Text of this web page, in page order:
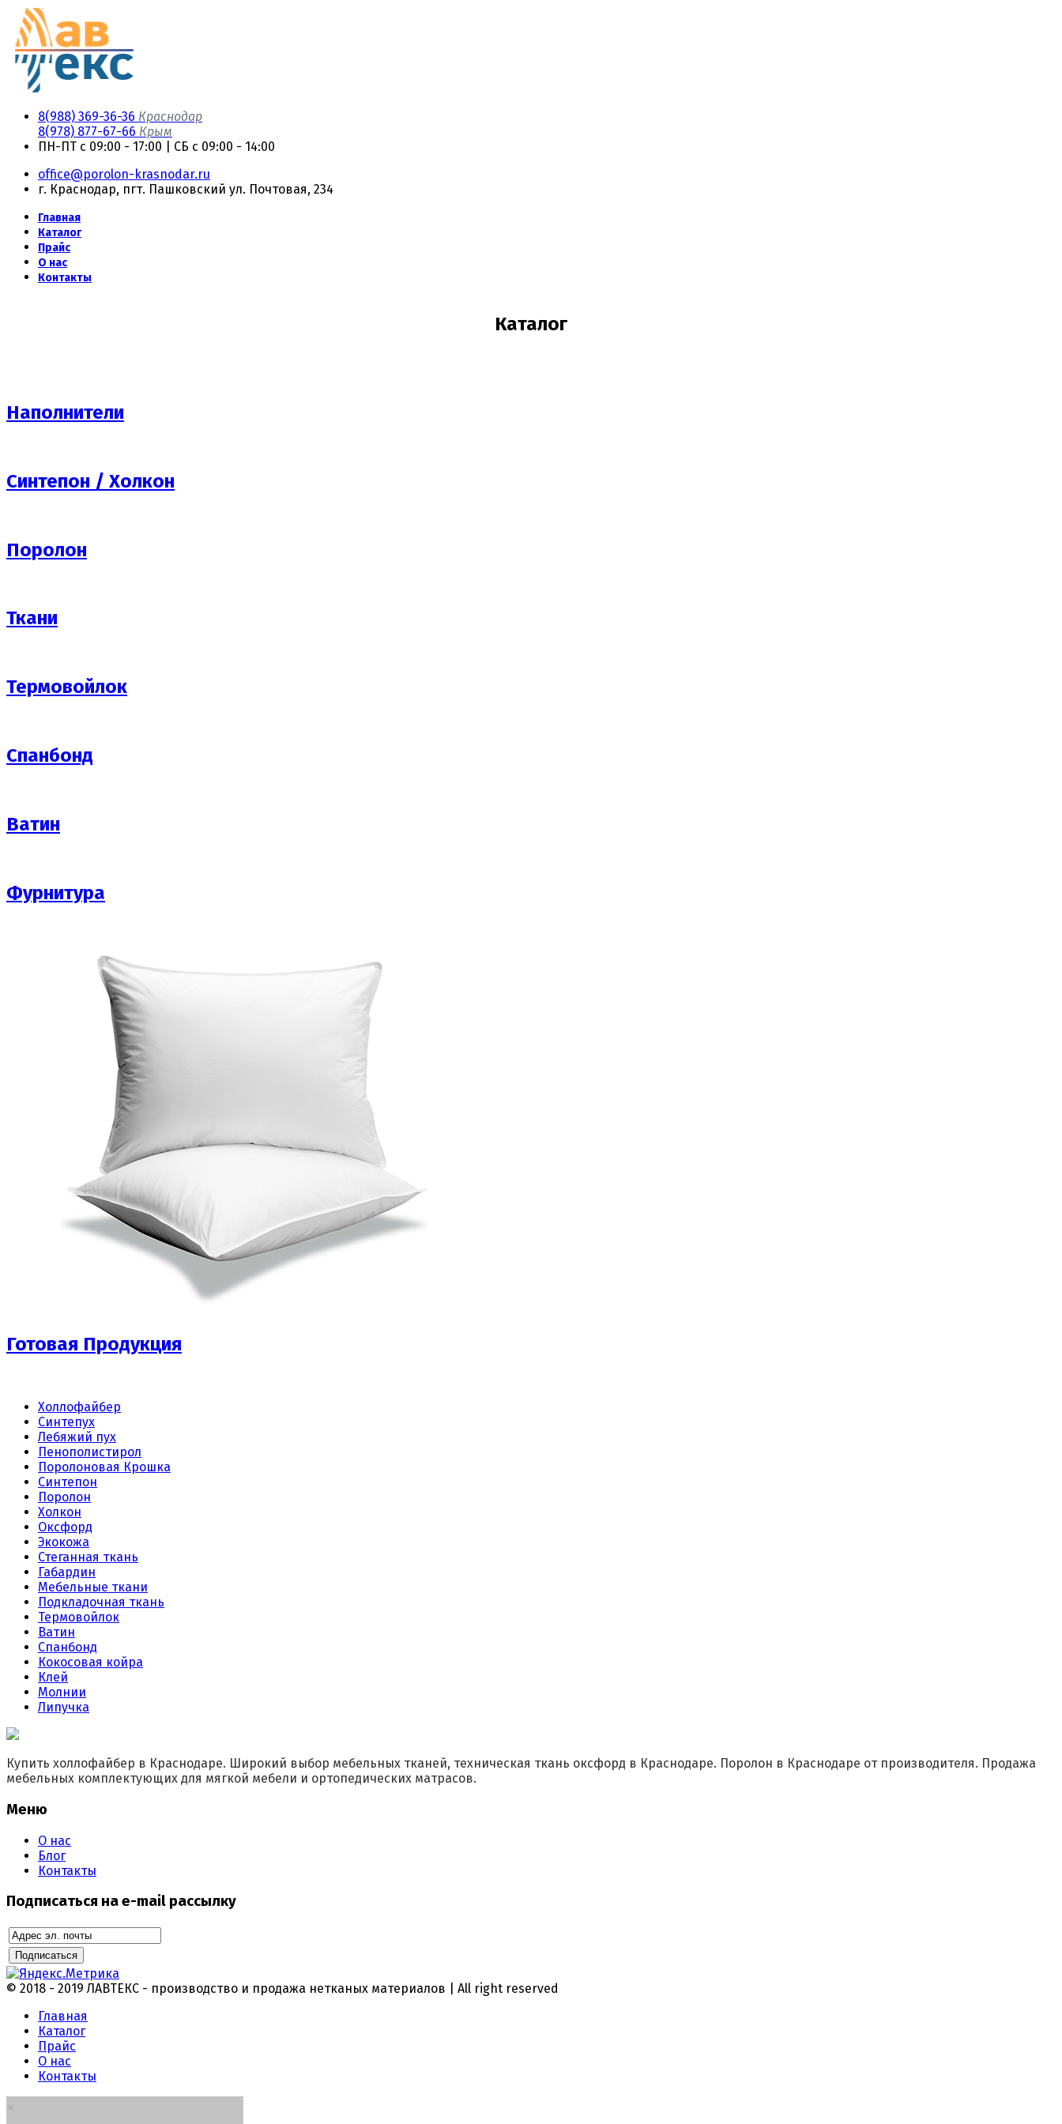
8(988) 369-36-36 Краснодар
8(978) 877-67-66 Крым
ПН-ПТ с 09:00 - 17:00 | СБ с 09:00 - 14:00
office@porolon-krasnodar.ru
г. Краснодар, пгт. Пашковский ул. Почтовая, 234
Главная
Каталог
Прайс
О нас
Контакты
Каталог
Наполнители
Синтепон / Холкон
Поролон
Ткани
Термовойлок
Спанбонд
Ватин
Фурнитура
Готовая Продукция
Холлофайбер
Синтепух
Лебяжий пух
Пенополистирол
Поролоновая Крошка
Синтепон
Поролон
Холкон
Оксфорд
Экокожа
Стеганная ткань
Габардин
Мебельные ткани
Подкладочная ткань
Термовойлок
Ватин
Спанбонд
Кокосовая койра
Клей
Молнии
Липучка
Купить холлофайбер в Краснодаре. Широкий выбор мебельных тканей, техническая ткань оксфорд в Краснодаре. Поролон в Краснодаре от производителя. Продажа
мебельных комплектующих для мягкой мебели и ортопедических матрасов.
Меню
О нас
Блог
Контакты
Подписаться на e-mail рассылку
© 2018 - 2019 ЛАВТЕКС - производство и продажа нетканых материалов | All right reserved
Главная
Каталог
Прайс
О нас
Контакты